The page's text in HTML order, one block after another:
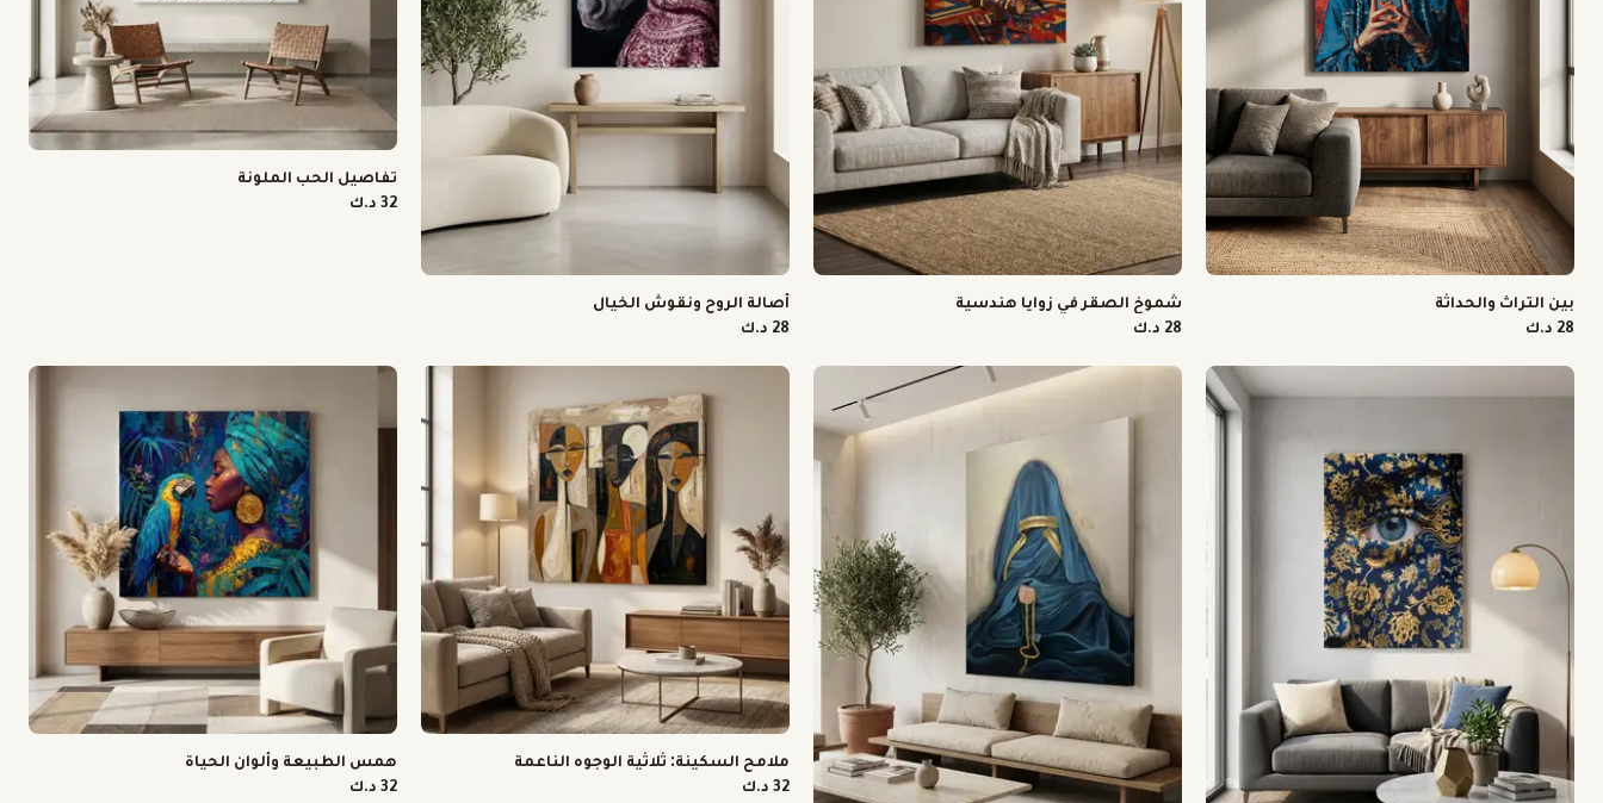
بين التراث والحداثة
28 د.ك
شموخ الصقر في زوايا هندسية
28 د.ك
أصالة الروح ونقوش الخيال
28 د.ك
تفاصيل الحب الملونة
32 د.ك
ملامح السكينة: ثلاثية الوجوه الناعمة
32 د.ك
همس الطبيعة وألوان الحياة
32 د.ك